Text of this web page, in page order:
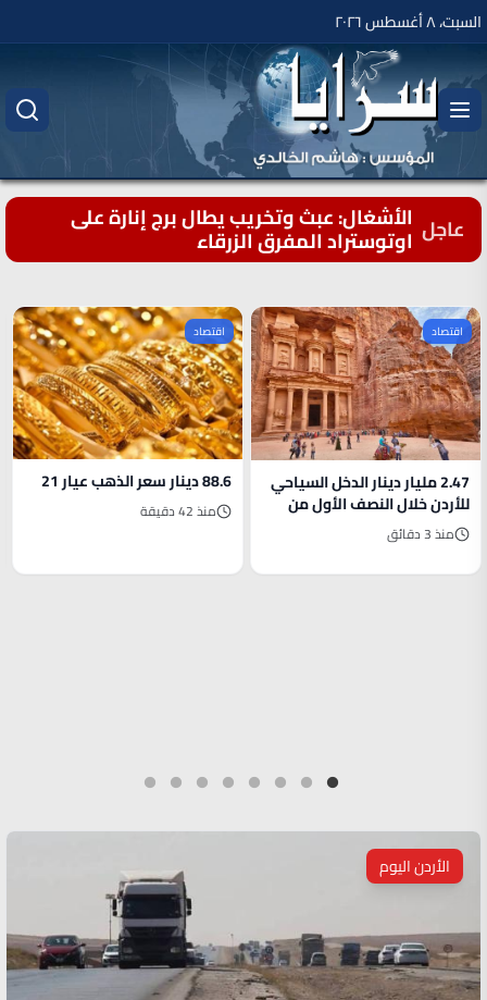
السبت، ٨ أغسطس ٢٠٢٦
عاجل الأشغال: عبث وتخريب يطال برج إنارة على
اوتوستراد المفرق الزرقاء
اقتصاد
2.47 مليار دينار الدخل السياحي
للأردن خلال النصف الأول من
العام
منذ 3 دقائق
اقتصاد
88.6 دينار سعر الذهب عيار 21
منذ 42 دقيقة
الأردن اليوم